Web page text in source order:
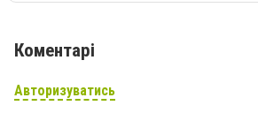
Коментарі
Авторизуватись